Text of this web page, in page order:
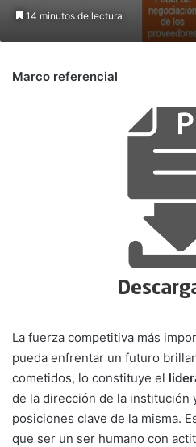
14 minutos de lectura
Marco referencial
La fuerza competitiva más
pueda enfrentar un futuro
cometidos, lo constituye el
de la dirección de la institución
posicio­nes clave de la misma.
que ser un ser humano con